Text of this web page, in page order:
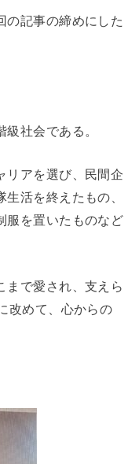
の記事の締めにした
社会である。
リアを選び、民間企
活を終えたもの、
服を置いたものなど
まで愛され、支えら
改めて、心からの